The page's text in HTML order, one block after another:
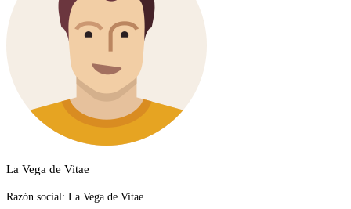
La Vega de Vitae
Razón social: La Vega de Vitae